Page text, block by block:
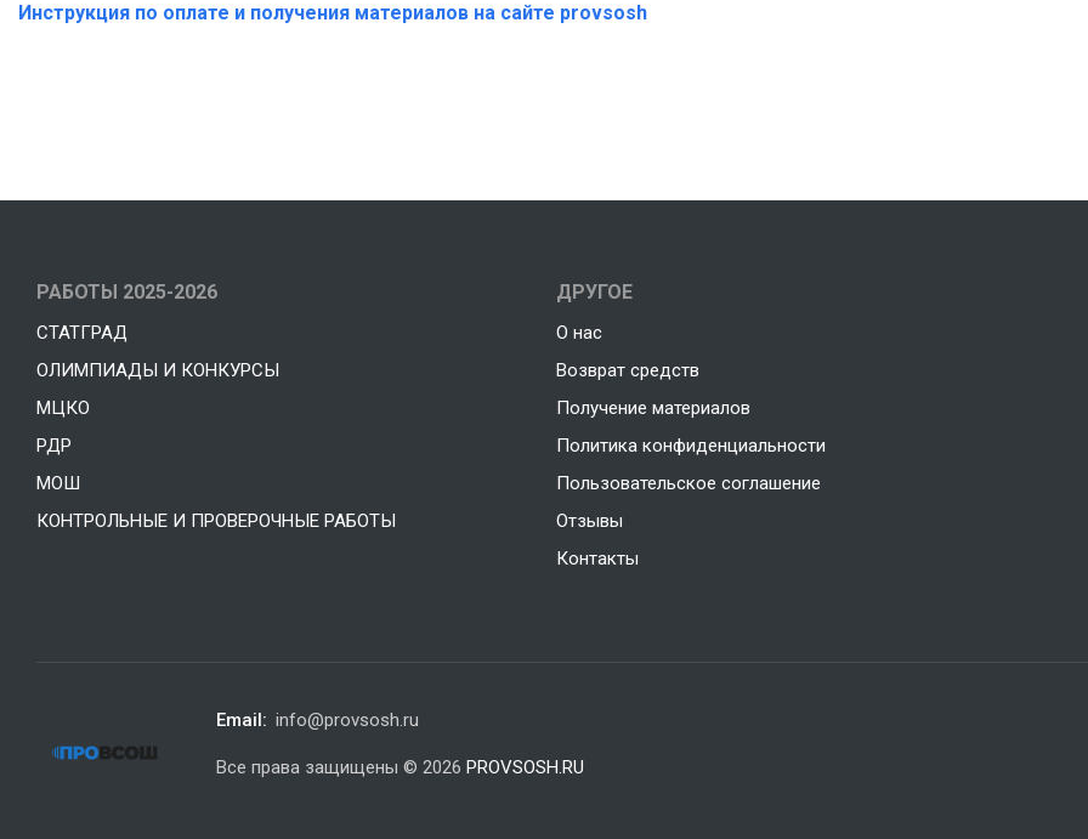
Инструкция по оплате и получения материалов на сайте provsosh
РАБОТЫ 2025-2026
СТАТГРАД
ОЛИМПИАДЫ И КОНКУРСЫ
МЦКО
РДР
МОШ
КОНТРОЛЬНЫЕ И ПРОВЕРОЧНЫЕ РАБОТЫ
ДРУГОЕ
О нас
Возврат средств
Получение материалов
Политика конфиденциальности
Пользовательское соглашение
Отзывы
Контакты
Email: info@provsosh.ru
Все права защищены © 2026PROVSOSH.RU